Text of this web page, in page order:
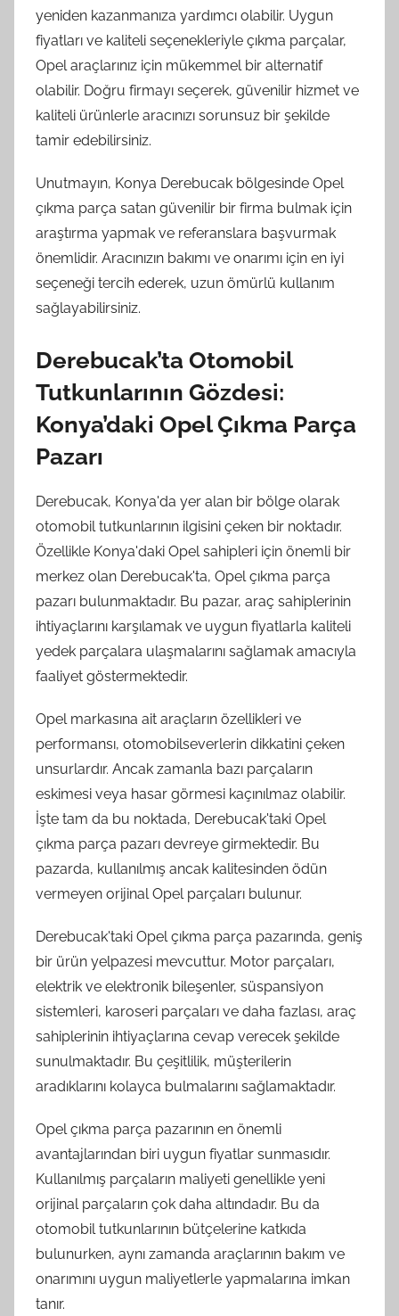
yeniden kazanmanıza yardımcı olabilir. Uygun
fiyatları ve kaliteli seçenekleriyle çıkma parçalar,
Opel araçlarınız için mükemmel bir alternatif
olabilir. Doğru firmayı seçerek, güvenilir hizmet ve
kaliteli ürünlerle aracınızı sorunsuz bir şekilde
tamir edebilirsiniz.
Unutmayın, Konya Derebucak bölgesinde Opel
çıkma parça satan güvenilir bir firma bulmak için
araştırma yapmak ve referanslara başvurmak
önemlidir. Aracınızın bakımı ve onarımı için en iyi
seçeneği tercih ederek, uzun ömürlü kullanım
sağlayabilirsiniz.
Derebucak’ta Otomobil
Tutkunlarının Gözdesi:
Konya’daki Opel Çıkma Parça
Pazarı
Derebucak, Konya'da yer alan bir bölge olarak
otomobil tutkunlarının ilgisini çeken bir noktadır.
Özellikle Konya'daki Opel sahipleri için önemli bir
merkez olan Derebucak'ta, Opel çıkma parça
pazarı bulunmaktadır. Bu pazar, araç sahiplerinin
ihtiyaçlarını karşılamak ve uygun fiyatlarla kaliteli
yedek parçalara ulaşmalarını sağlamak amacıyla
faaliyet göstermektedir.
Opel markasına ait araçların özellikleri ve
performansı, otomobilseverlerin dikkatini çeken
unsurlardır. Ancak zamanla bazı parçaların
eskimesi veya hasar görmesi kaçınılmaz olabilir.
İşte tam da bu noktada, Derebucak'taki Opel
çıkma parça pazarı devreye girmektedir. Bu
pazarda, kullanılmış ancak kalitesinden ödün
vermeyen orijinal Opel parçaları bulunur.
Derebucak'taki Opel çıkma parça pazarında, geniş
bir ürün yelpazesi mevcuttur. Motor parçaları,
elektrik ve elektronik bileşenler, süspansiyon
sistemleri, karoseri parçaları ve daha fazlası, araç
sahiplerinin ihtiyaçlarına cevap verecek şekilde
sunulmaktadır. Bu çeşitlilik, müşterilerin
aradıklarını kolayca bulmalarını sağlamaktadır.
Opel çıkma parça pazarının en önemli
avantajlarından biri uygun fiyatlar sunmasıdır.
Kullanılmış parçaların maliyeti genellikle yeni
orijinal parçaların çok daha altındadır. Bu da
otomobil tutkunlarının bütçelerine katkıda
bulunurken, aynı zamanda araçlarının bakım ve
onarımını uygun maliyetlerle yapmalarına imkan
tanır.